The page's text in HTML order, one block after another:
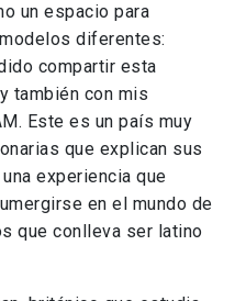
un espacio para
diferentes:
compartir esta
también con mis
Este es un país muy
que explican sus
experiencia que
en el mundo de
que conlleva ser latino